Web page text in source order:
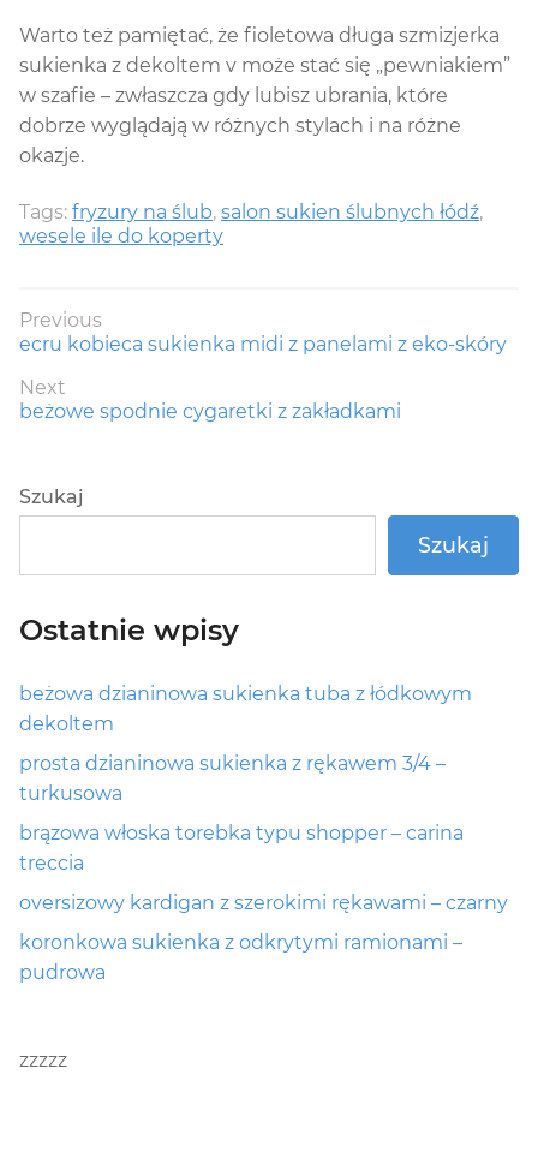
Warto też pamiętać, że fioletowa długa szmizjerka
sukienka z dekoltem v może stać się „pewniakiem”
w szafie – zwłaszcza gdy lubisz ubrania, które
dobrze wyglądają w różnych stylach i na różne
okazje.
Tags: fryzury na ślub, salon sukien ślubnych łódź,
wesele ile do koperty
Nawigacja
wpisu
Previous
Previous
ecru kobieca sukienka midi z panelami z eko-skóry
Next
Next
beżowe spodnie cygaretki z zakładkami
Szukaj
Szukaj
Ostatnie wpisy
beżowa dzianinowa sukienka tuba z łódkowym
dekoltem
prosta dzianinowa sukienka z rękawem 3/4 –
turkusowa
brązowa włoska torebka typu shopper – carina
treccia
oversizowy kardigan z szerokimi rękawami – czarny
koronkowa sukienka z odkrytymi ramionami –
pudrowa
zzzzz